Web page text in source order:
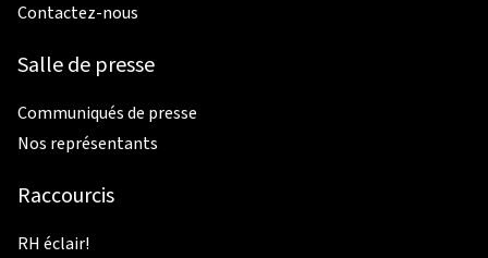
Contactez-nous
Salle de presse
Communiqués de presse
Nos représentants
Raccourcis
RH éclair!